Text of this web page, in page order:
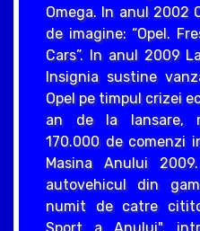
Omega. In anul 2002
de imagine: “Opel.
Cars”. In anul 2009
Insignia sustine
Opel pe timpul crizei
an de la lansare,
170.000 de comenzi
Masina Anului
autovehicul din
numit de catre
Sport a Anului",